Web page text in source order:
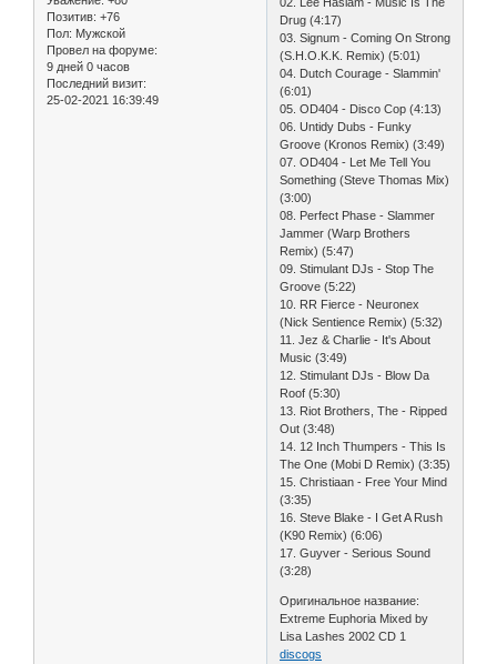
Позитив: +76
Пол: Мужской
Провел на форуме:
9 дней 0 часов
Последний визит:
25-02-2021 16:39:49
Drug (4:17)
03. Signum - Coming On Strong
(S.H.O.K.K. Remix) (5:01)
04. Dutch Courage - Slammin'
(6:01)
05. OD404 - Disco Cop (4:13)
06. Untidy Dubs - Funky
Groove (Kronos Remix) (3:49)
07. OD404 - Let Me Tell You
Something (Steve Thomas Mix)
(3:00)
08. Perfect Phase - Slammer
Jammer (Warp Brothers
Remix) (5:47)
09. Stimulant DJs - Stop The
Groove (5:22)
10. RR Fierce - Neuronex
(Nick Sentience Remix) (5:32)
11. Jez & Charlie - It's About
Music (3:49)
12. Stimulant DJs - Blow Da
Roof (5:30)
13. Riot Brothers, The - Ripped
Out (3:48)
14. 12 Inch Thumpers - This Is
The One (Mobi D Remix) (3:35)
15. Christiaan - Free Your Mind
(3:35)
16. Steve Blake - I Get A Rush
(K90 Remix) (6:06)
17. Guyver - Serious Sound
(3:28)
Оригинальное название:
Extreme Euphoria Mixed by
Lisa Lashes 2002 CD 1
discogs